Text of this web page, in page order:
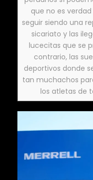
que no es
seguir siendo una
sicariato y las
lucecitas que se
contrario, las
deportivos donde
tan muchachos
los atletas de